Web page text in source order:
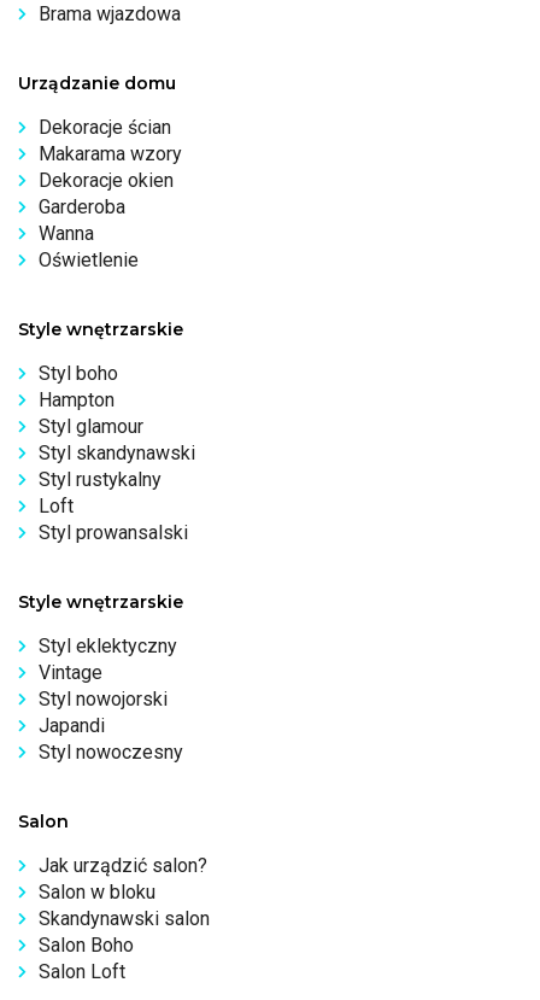
Brama wjazdowa
Urządzanie domu
Dekoracje ścian
Makarama wzory
Dekoracje okien
Garderoba
Wanna
Oświetlenie
Style wnętrzarskie
Styl boho
Hampton
Styl glamour
Styl skandynawski
Styl rustykalny
Loft
Styl prowansalski
Style wnętrzarskie
Styl eklektyczny
Vintage
Styl nowojorski
Japandi
Styl nowoczesny
Salon
Jak urządzić salon?
Salon w bloku
Skandynawski salon
Salon Boho
Salon Loft